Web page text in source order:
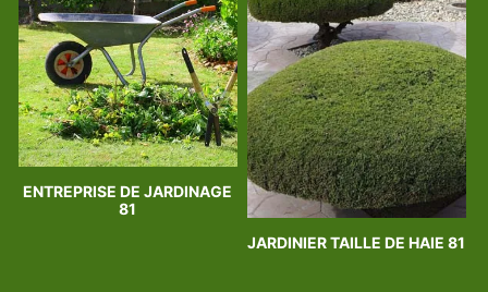
ENTREPRISE DE JARDINAGE
81
JARDINIER TAILLE DE HAIE 81